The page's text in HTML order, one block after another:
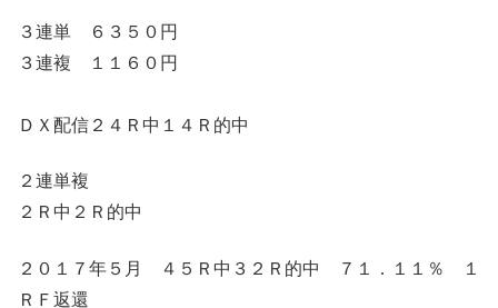
３連単 ６３５０円
３連複 １１６０円
ＤＸ配信２４Ｒ中１４Ｒ的中
２連単複
２Ｒ中２Ｒ的中
２０１７年５月 ４５Ｒ中３２Ｒ的中 ７１．１１％ １
ＲＦ返還